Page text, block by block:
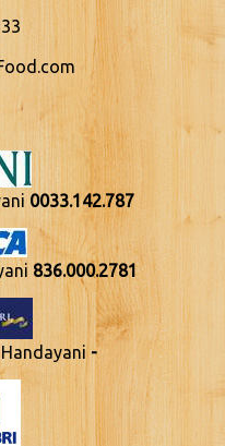
0033.142.787
836.000.2781
-